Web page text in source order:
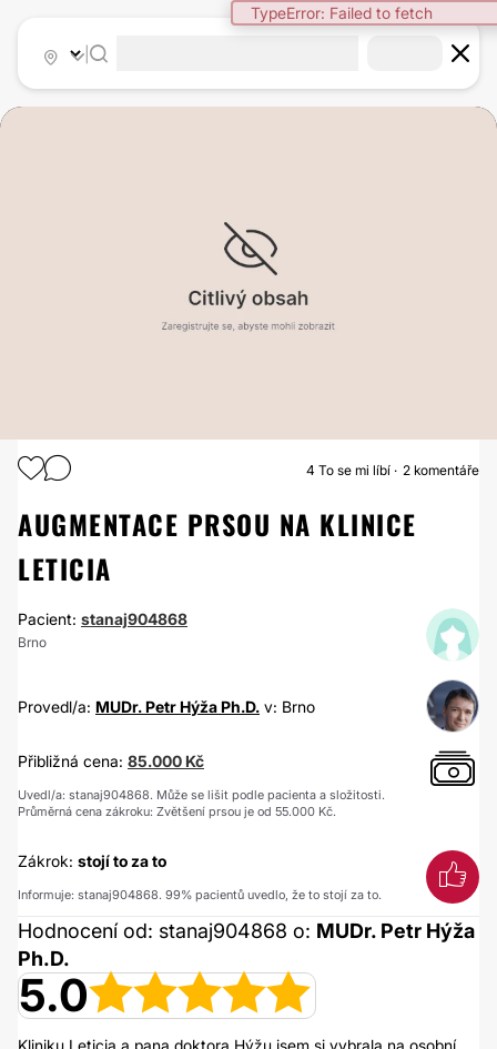
TypeError: Failed to fetch
ZVĚTŠENÍ PRSOU
4 To se mi líbí 2 komentáře
AUGMENTACE PRSOU NA KLINICE
LETICIA
Pacient: stanaj904868
Brno
Provedl/a: MUDr. Petr Hýža Ph.D. v: Brno
Přibližná cena: 85.000 Kč
Uvedl/a: stanaj904868. Může se lišit podle pacienta a složitosti.
Průměrná cena zákroku: Zvětšení prsou je od 55.000 Kč.
Zákrok: stojí to za to
Informuje: stanaj904868. 99% pacientů uvedlo, že to stojí za to.
Hodnocení od: stanaj904868 o: MUDr. Petr Hýža
Ph.D.
5.0
Kliniku Leticia a pana doktora Hýžu jsem si vybrala na osobní